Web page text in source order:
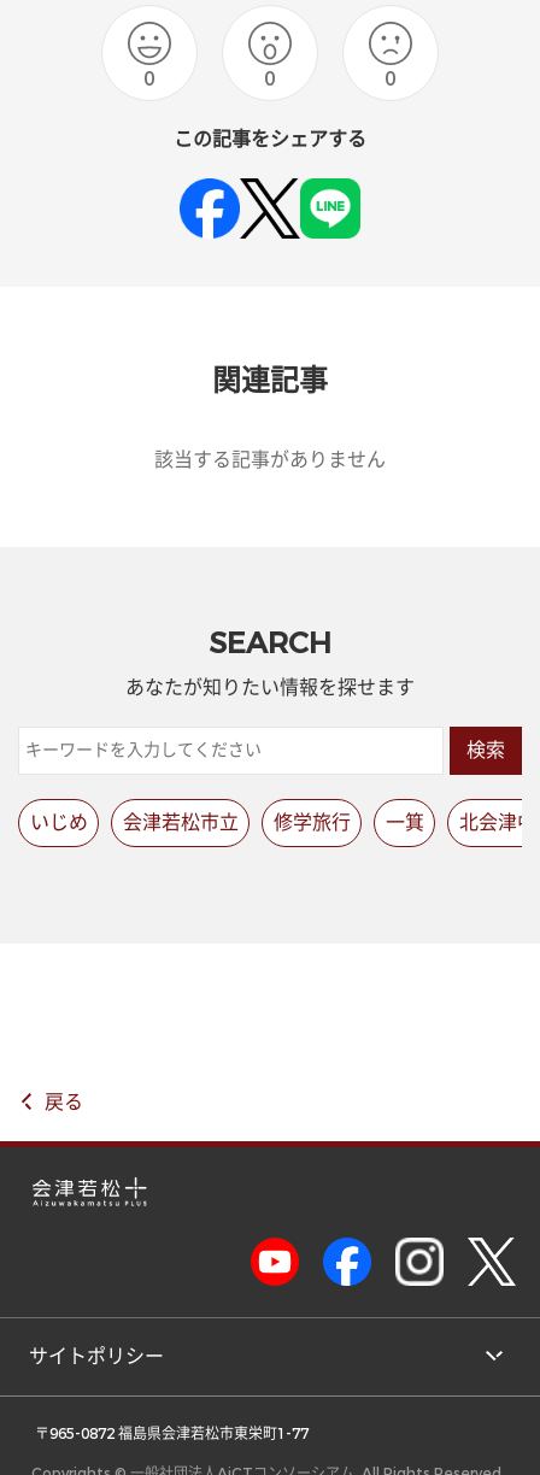
0 0 0
この記事をシェアする
関連記事
該当する記事がありません
SEARCH
あなたが知りたい情報を探せます
検索
いじめ 会津若松市立 修学旅行 一箕 北会津中
戻る
サイトポリシー
〒965-0872 福島県会津若松市東栄町1-77